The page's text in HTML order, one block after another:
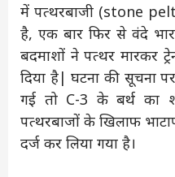
में पत्थरबाजी (stone
है, एक बार फिर से वंदे
बदमाशों ने पत्थर मारकर
दिया है| घटना की सूचना
गई तो C-3 के बर्थ का
पत्थरबाजों के खिलाफ
दर्ज कर लिया गया है।